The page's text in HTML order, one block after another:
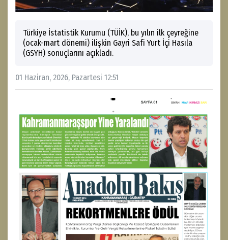
Türkiye İstatistik Kurumu (TÜİK), bu yılın ilk çeyreğine
(ocak-mart dönemi) ilişkin Gayri Safi Yurt İçi Hasıla
(GSYH) sonuçlarını açıkladı.
01 Haziran, 2026, Pazartesi 12:51